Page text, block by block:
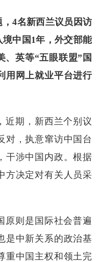
4名新西兰议员因访
中国1年，外交部能
、英等“五眼联盟”国
用网上就业平台进行
近期，新西兰个别议
对，执意窜访中国台
干涉中国内政。根据
方决定对有关人员采
原则是国际社会普遍
是中新关系的政治基
重中国主权和领土完